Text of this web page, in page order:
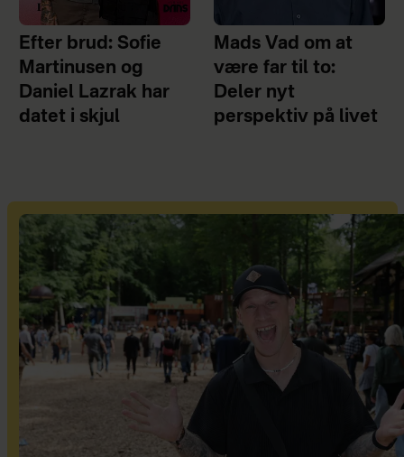
Efter brud: Sofie
Martinusen og
Daniel Lazrak har
datet i skjul
Mads Vad om at
være far til to:
Deler nyt
perspektiv på livet